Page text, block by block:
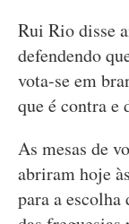
Rui Rio disse
defendendo
vota-se em
que é contra e
As mesas de
abriram hoje
para a